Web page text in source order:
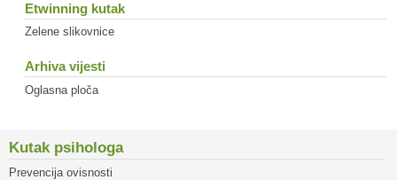
Etwinning kutak
Zelene slikovnice
Arhiva vijesti
Oglasna ploča
Kutak psihologa
Prevencija ovisnosti